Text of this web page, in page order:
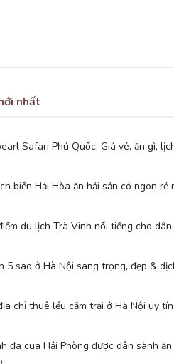
nhất
Safari Phú Quốc: Giá vé, ăn gì,
biển Hải Hòa ăn hải sản có ngon rẻ
du lịch Trà Vinh nổi tiếng cho dân
5 sao ở Hà Nội sang trọng, đẹp &
chỉ thuê lều cắm trại ở Hà Nội uy tín,
đa cua Hải Phòng được dân sành ăn